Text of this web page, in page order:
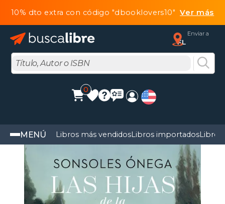
10% dto extra con código "dbooklovers10"Ver más
Enviar a
FL
0
MENÚ Libros más vendidosLibros importadosLibros